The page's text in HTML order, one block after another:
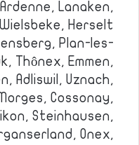
Lanaken,
Wielsbeke, Herselt.
Plan-les-
Thônex, Emmen,
Adliswil, Uznach,
Cossonay,
Steinhausen,
Onex,